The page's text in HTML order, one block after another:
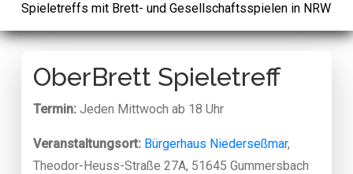
Spieletreffs mit Brett- und Gesellschaftsspielen in NRW
OberBrett Spieletreff
Termin: Jeden Mittwoch ab 18 Uhr
Veranstaltungsort: Bürgerhaus Niederseßmar,
Theodor-Heuss-Straße 27A, 51645 Gummersbach